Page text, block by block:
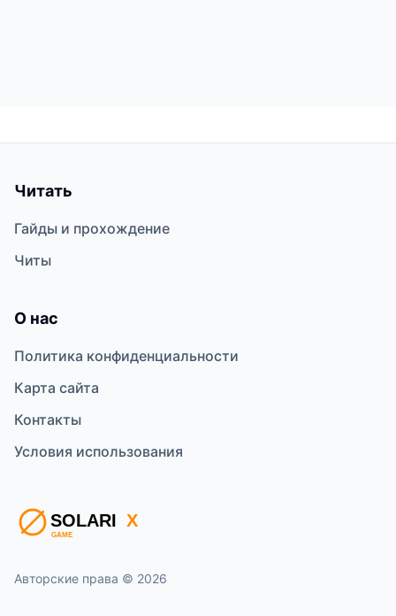
Читать
Гайды и прохождение
Читы
О нас
Политика конфиденциальности
Карта сайта
Контакты
Условия использования
Авторские права © 2026